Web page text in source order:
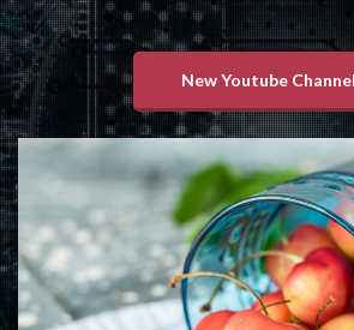
New Youtube Channel